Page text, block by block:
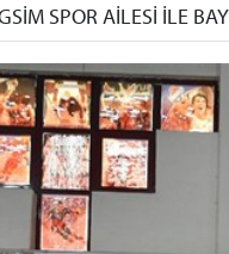
SPOR AİLESİ İLE